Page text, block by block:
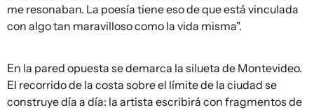
me resonaban. La poesía tiene eso de que está vinculada
con algo tan maravilloso como la vida misma".
En la pared opuesta se demarca la silueta de Montevideo.
El recorrido de la costa sobre el límite de la ciudad se
construye día a día: la artista escribirá con fragmentos de